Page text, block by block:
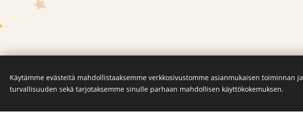
Käytämme evästeitä mahdollistaaksemme verkkosivustomme asianmukaisen toiminnan ja
turvallisuuden sekä tarjotaksemme sinulle parhaan mahdollisen käyttökokemuksen.